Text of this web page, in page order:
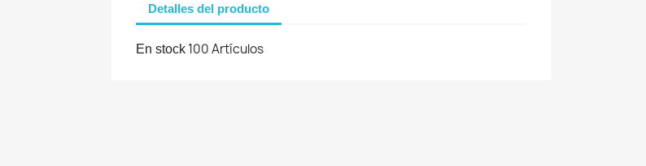
Detalles del producto
En stock 100 Artículos
Iniciar sesión